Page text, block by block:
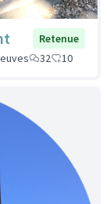
Retenue
32 10